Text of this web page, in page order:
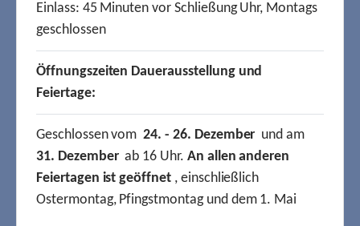
Einlass: 45 Minuten vor Schließung Uhr, Montags
geschlossen
Öffnungszeiten Dauerausstellung und
Feiertage:
Geschlossen vom24. - 26. Dezember und am
31. Dezemberab 16 Uhr. An allen anderen
Feiertagen ist geöffnet, einschließlich
Ostermontag, Pfingstmontag und dem 1. Mai